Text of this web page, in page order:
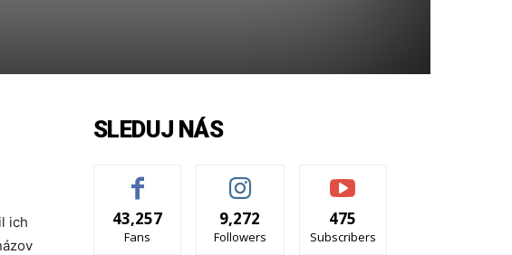
ich
SLEDUJ NÁS
43,257
Fans
9,272
Followers
475
Subscribers